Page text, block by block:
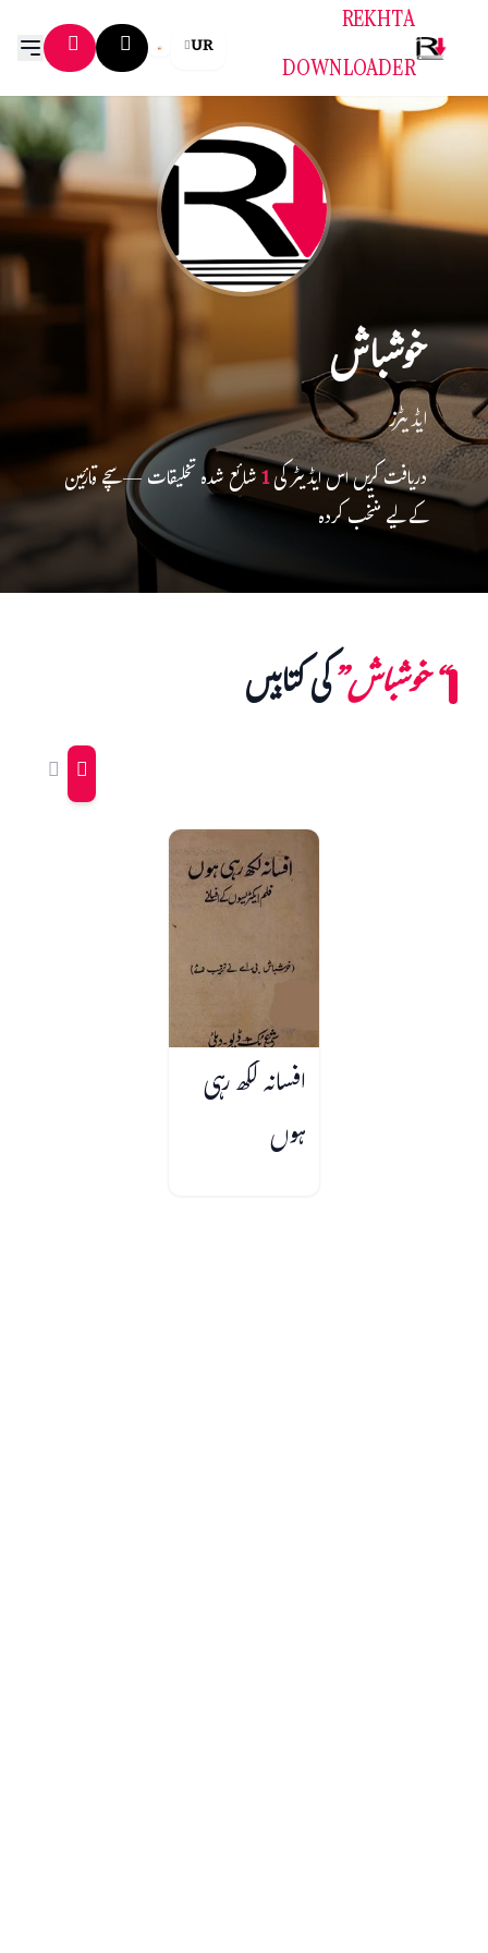
REKHTA
DOWNLOADER
UR
خوشباش
ایڈیٹرز
دریافت کریں اس ایڈیٹر کی1شائع شدہ تخلیقات — سچے قارئین
کے لیے منتخب کردہ
“خوشباش”کی کتابیں
افسانہ لکھ رہی
ہوں